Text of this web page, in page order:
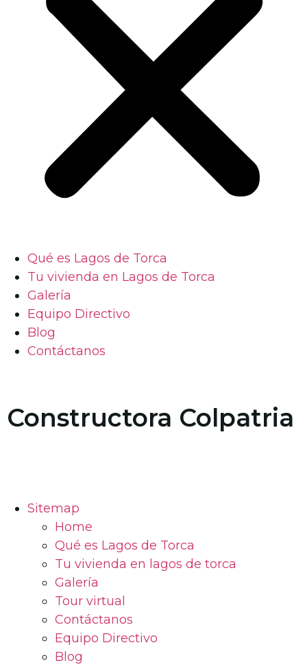
Qué es Lagos de Torca
Tu vivienda en Lagos de Torca
Galería
Equipo Directivo
Blog
Contáctanos
Constructora Colpatria
Sitemap
Home
Qué es Lagos de Torca
Tu vivienda en lagos de torca
Galería
Tour virtual
Contáctanos
Equipo Directivo
Blog